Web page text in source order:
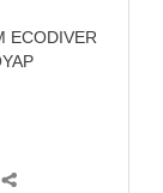
ECODIVER